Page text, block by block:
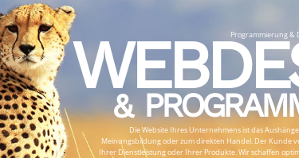
Programmierung &
&
Die Website Ihres Unternehmens ist das
Meinungsbildung oder zum direkten Handel. Der Kunde
Ihrer Dienstleistung oder Ihrer Produkte. Wir schaffen